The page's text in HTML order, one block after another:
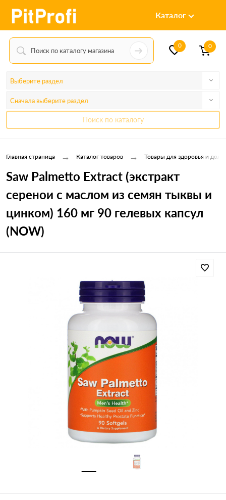
Каталог
0 0
Выберите раздел
Сначала выберите раздел
Поиск по каталогу
Главная страница → Каталог товаров → Товары для здоровья и
Saw Palmetto Extract (экстракт
серенои с маслом из семян тыквы и
цинком) 160 мг 90 гелевых капсул
(NOW)